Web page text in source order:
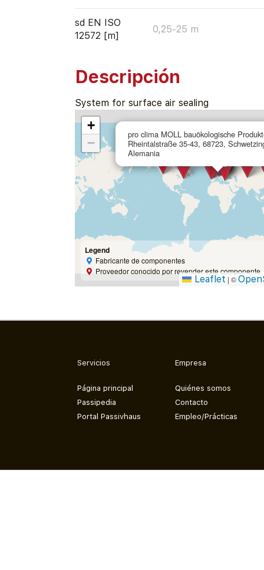
sd EN ISO
12572 [m]
0,25-25 m
Descripción
System for surface air sealing
pro clima MOLL bauökologische
Rheintalstraße 35-43, 68723,
Alemania
+
−
Legend
Fabricante de componentes
Proveedor conocido por revender este componente
Leaflet | ©
Servicios
Página principal
Passipedia
Portal Passivhaus
Empresa
Quiénes somos
Contacto
Empleo/Prácticas